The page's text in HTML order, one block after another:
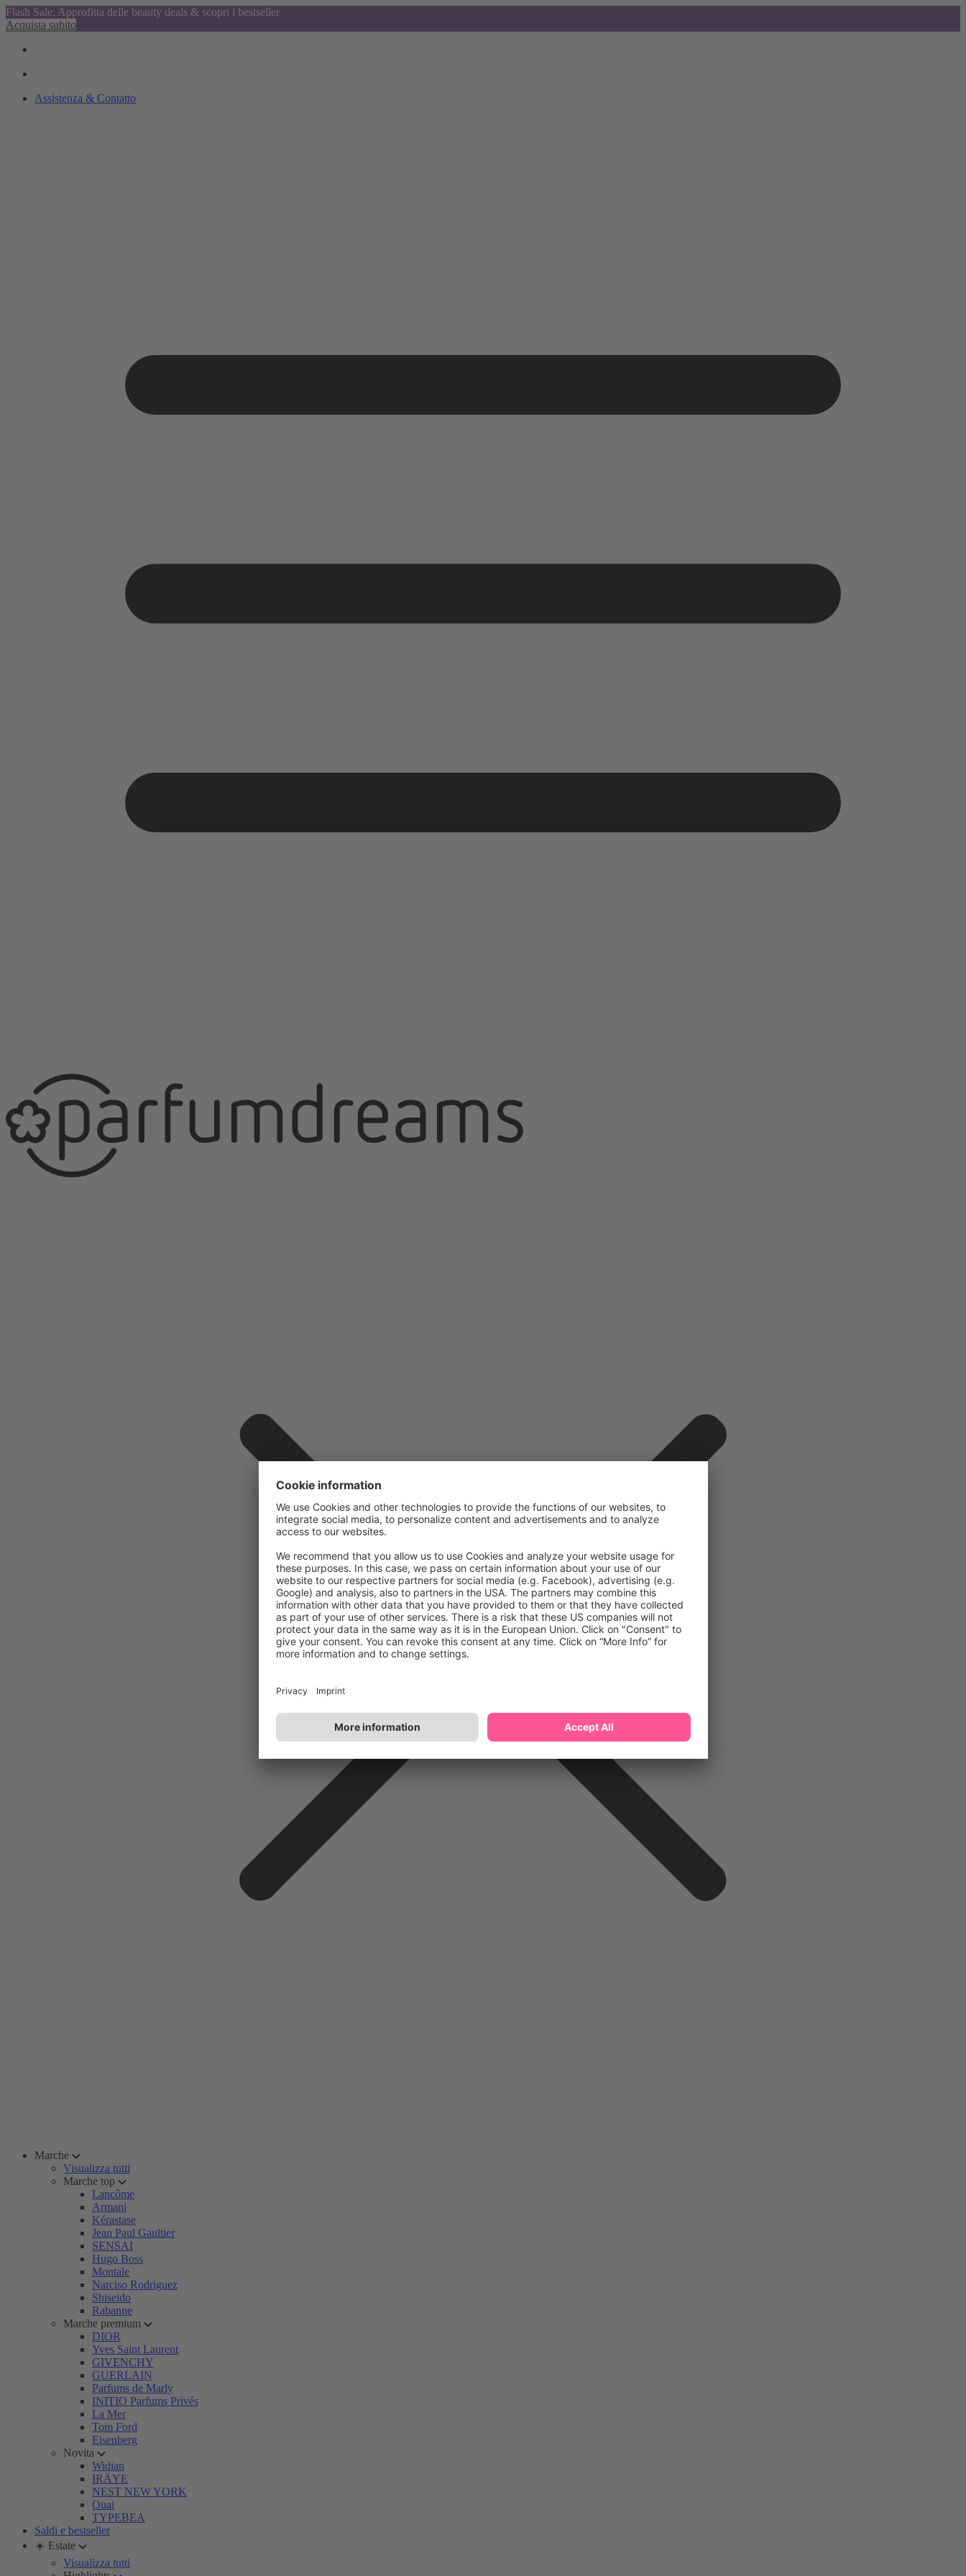
Flash Sale: Approfitta delle beauty deals & scopri i bestseller
Acquista subito
Assistenza & Contatto
Marche
Visualizza tutti
Marche top
Lancôme
Armani
Kérastase
Jean Paul Gaultier
SENSAI
Hugo Boss
Montale
Narciso Rodriguez
Shiseido
Rabanne
Marche premium
DIOR
Yves Saint Laurent
GIVENCHY
GUERLAIN
Parfums de Marly
INITIO Parfums Privés
La Mer
Tom Ford
Eisenberg
Novita
Widian
IRÄYE
NEST NEW YORK
Ouai
TYPEBEA
Saldi e bestseller
☀️ Estate
Visualizza tutti